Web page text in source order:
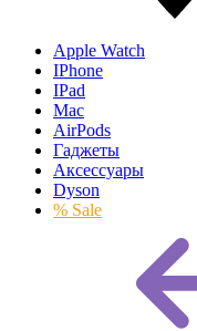
Apple Watch
IPhone
IPad
Mac
AirPods
Гаджеты
Аксессуары
Dyson
% Sale